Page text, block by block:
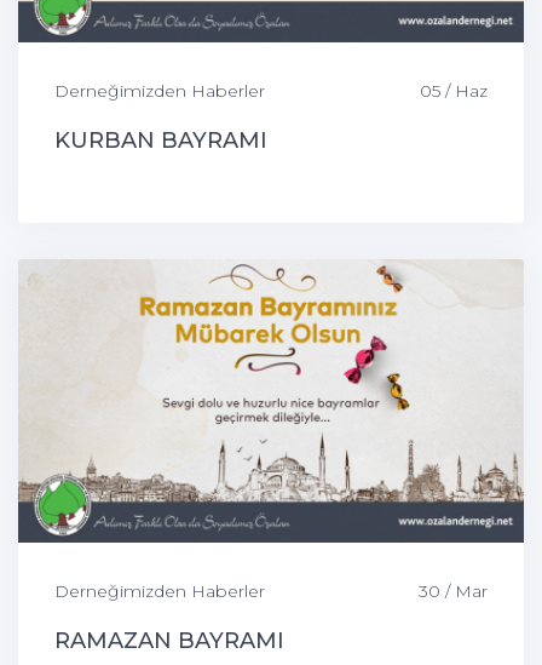
Derneğimizden Haberler 05 / Haz
KURBAN BAYRAMI
Derneğimizden Haberler 30 / Mar
RAMAZAN BAYRAMI